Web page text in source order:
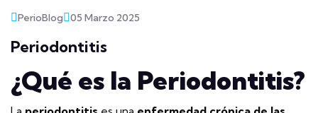
Periodontitis
PerioBlog 05 Marzo 2025
¿Qué es la Periodontitis?